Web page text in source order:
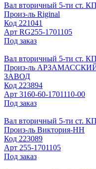
Вал вторичный 5-ти ст.
Произ-ль Riginal
Код 221041
Арт RG255-1701105
Под заказ
Вал вторичный 5-ти ст.
Произ-ль
ЗАВОД
Код 223894
Арт 3160-60-1701110-00
Под заказ
Вал вторичный 5-ти ст.
Произ-ль Виктория-НН
Код 223089
Арт 255-1701105
Под заказ